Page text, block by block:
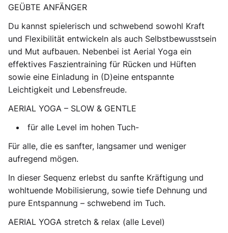
GEÜBTE ANFÄNGER
Du kannst spielerisch und schwebend sowohl Kraft
und Flexibilität entwickeln als auch Selbstbewusstsein
und Mut aufbauen. Nebenbei ist Aerial Yoga ein
effektives Faszientraining für Rücken und Hüften
sowie eine Einladung in (D)eine entspannte
Leichtigkeit und Lebensfreude.
AERIAL YOGA – SLOW & GENTLE
für alle Level im hohen Tuch-
Für alle, die es sanfter, langsamer und weniger
aufregend mögen.
In dieser Sequenz erlebst du sanfte Kräftigung und
wohltuende Mobilisierung, sowie tiefe Dehnung und
pure Entspannung – schwebend im Tuch.
AERIAL YOGA stretch & relax (alle Level)